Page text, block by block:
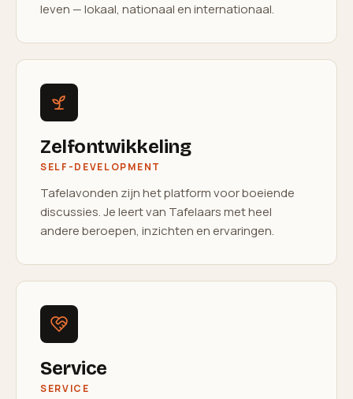
leven — lokaal, nationaal en internationaal.
Zelfontwikkeling
SELF-DEVELOPMENT
Tafelavonden zijn het platform voor boeiende
discussies. Je leert van Tafelaars met heel
andere beroepen, inzichten en ervaringen.
Service
SERVICE